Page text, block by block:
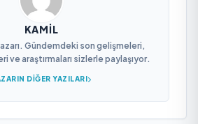
KAMIL
Gündemdeki son gelişmeleri,
ve araştırmaları sizlerle paylaşıyor.
DIĞER YAZILARI